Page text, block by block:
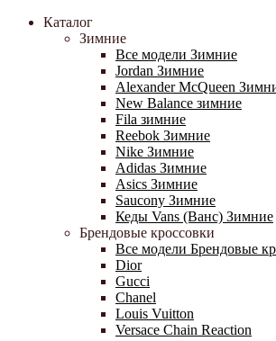
Каталог
Зимние
Все модели Зимние
Jordan Зимние
Alexander McQueen
New Balance зимние
Fila зимние
Reebok Зимние
Nike Зимние
Adidas Зимние
Asics Зимние
Saucony Зимние
Кеды Vans (Ванс) Зимние
Брендовые кроссовки
Все модели Брендовые
Dior
Gucci
Chanel
Louis Vuitton
Versace Chain Reaction